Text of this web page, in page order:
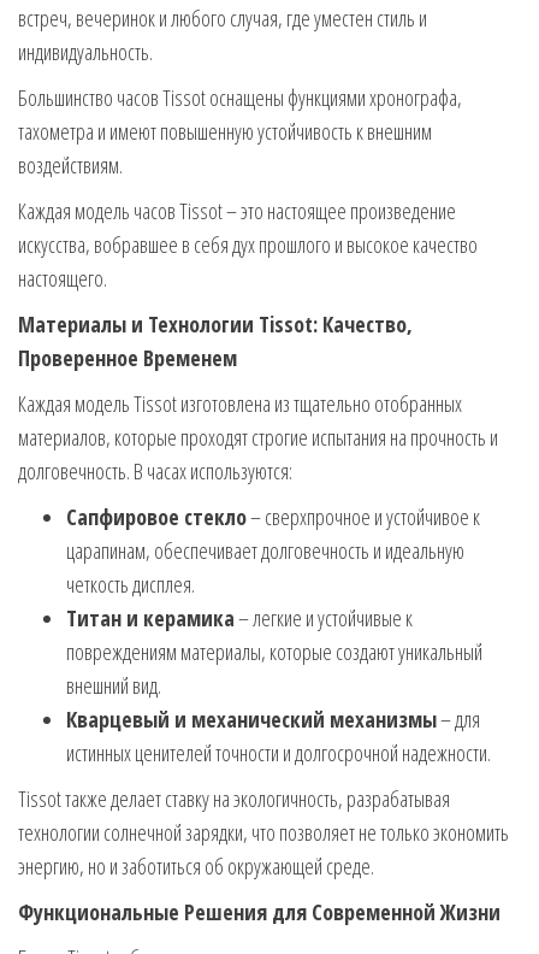
встреч, вечеринок и любого случая, где уместен стиль и
индивидуальность.
Большинство часов Tissot оснащены функциями хронографа,
тахометра и имеют повышенную устойчивость к внешним
воздействиям.
Каждая модель часов Tissot – это настоящее произведение
искусства, вобравшее в себя дух прошлого и высокое качество
настоящего.
Материалы и Технологии Tissot: Качество,
Проверенное Временем
Каждая модель Tissot изготовлена из тщательно отобранных
материалов, которые проходят строгие испытания на прочность и
долговечность. В часах используются:
Сапфировое стекло– сверхпрочное и устойчивое к
царапинам, обеспечивает долговечность и идеальную
четкость дисплея.
Титан и керамика– легкие и устойчивые к
повреждениям материалы, которые создают уникальный
внешний вид.
Кварцевый и механический механизмы– для
истинных ценителей точности и долгосрочной надежности.
Tissot также делает ставку на экологичность, разрабатывая
технологии солнечной зарядки, что позволяет не только экономить
энергию, но и заботиться об окружающей среде.
Функциональные Решения для Современной Жизни